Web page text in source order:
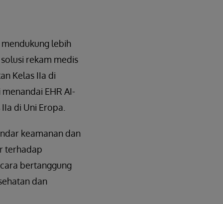
lebih
rekam medis
Kelas IIa di
EHR AI-
di Uni Eropa.
keamanan dan
terhadap
bertanggung
dan